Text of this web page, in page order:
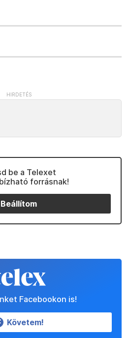
be a Telexet
forrásnak!
Beállítom
Facebookon is!
Követem!